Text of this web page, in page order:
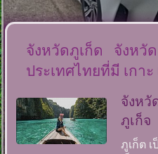
จังหวัดภูเก็ด จังหวั
ประเทศไทยที่มี เกา
จังหวั
ภูเก็จ
ภูเก็ต